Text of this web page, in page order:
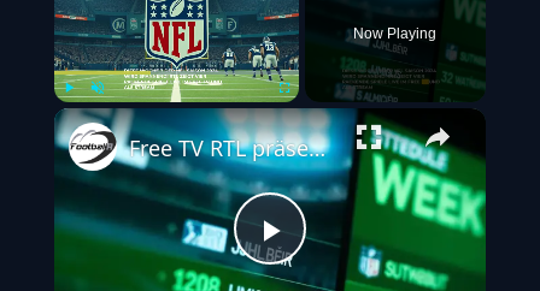
Play Unmute Fullscreen
Now Playing
Play
Free TV RTL präsentiert packende Duelle in Woche 7 der Saison 2024